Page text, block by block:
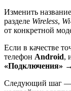
Изменить название
разделе Wireless,
от конкретной
Если в качестве
телефон Android,
«Подключения» →
Следующий шаг —